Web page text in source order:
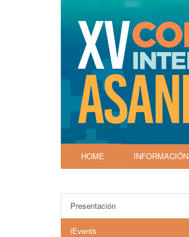
HOME INFORMACIÓN
Presentación
iEvents